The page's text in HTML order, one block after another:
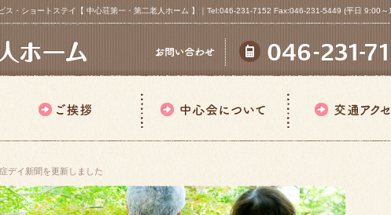
ス・ショートステイ【 中心荘第一・第二老人ホーム 】｜Tel:046-231-7152 Fax:046-231-5449 (平日 9:00
デイ新聞を更新しました